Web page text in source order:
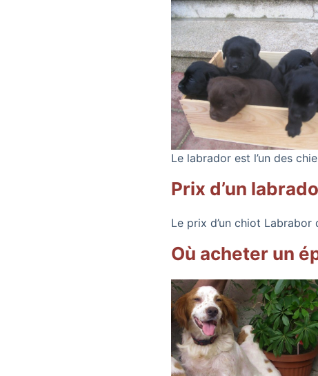
Le labrador est l’un des
Prix d’un
Le prix d’un chiot
Où acheter un